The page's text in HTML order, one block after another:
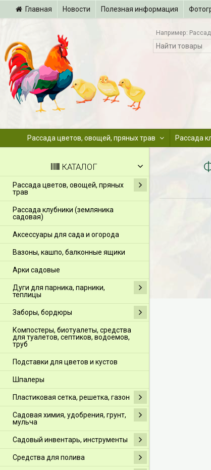
Главная Новости Полезная информация
Например:
Рассада цветов, овощей, пряных трав Рассада
КАТАЛОГ
Рассада цветов, овощей, пряных
трав
Рассада клубники (земляника
садовая)
Аксессуары для сада и огорода
Вазоны, кашпо, балконные ящики
Арки садовые
Дуги для парника, парники,
теплицы
Заборы, бордюры
Компостеры, биотуалеты, средства
для туалетов, септиков, водоемов,
труб
Подставки для цветов и кустов
Шпалеры
Пластиковая сетка, решетка, газон
Садовая химия, удобрения, грунт,
мульча
Садовый инвентарь, инструменты
Средства для полива